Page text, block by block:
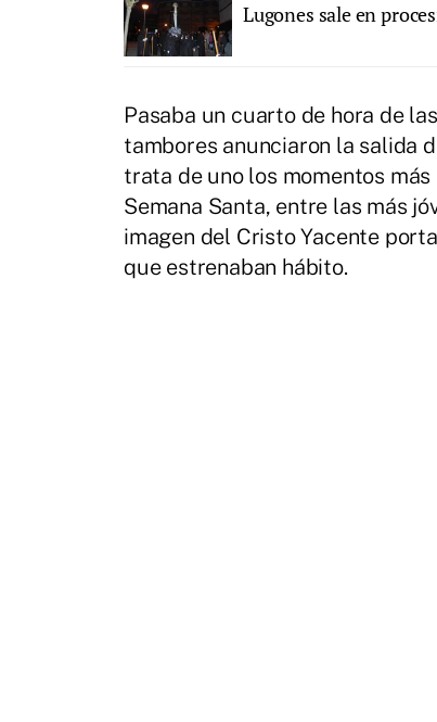
Lugones sale en
Pasaba un cuarto de hora de
tambores anunciaron la salida
trata de uno los momentos
Semana Santa, entre las más
imagen del Cristo Yacente
que estrenaban hábito.